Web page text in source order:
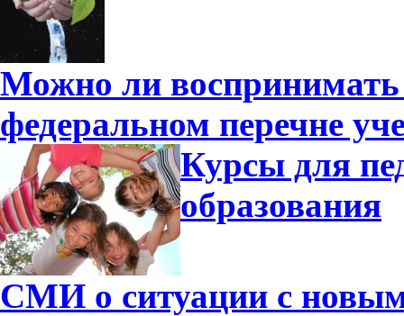
Можно ли
федеральном перечне
Курсы для
образования
СМИ о ситуации с